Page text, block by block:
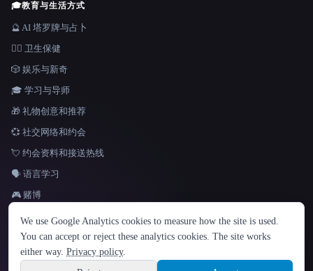
语言
English español Français Русский 简体中文
Hindi
🎓教育与生活方式
🔮 AI 塔罗牌与占卜
👩‍⚕️ 卫生保健
🎲 娱乐与新奇
🎓 学习与导师
🎁 礼物创意和推荐
💞 社交网络和约会
💘 约会资料和接送热线
🗣️ 语言学习
🎮 赌博
Site information
© 2026 That AI Collection. 保留所有权利。
Built with Metatron ★
We use Google Analytics cookies to measure how the site is used.
You can accept or reject these analytics cookies. The site works
either way. Privacy policy.